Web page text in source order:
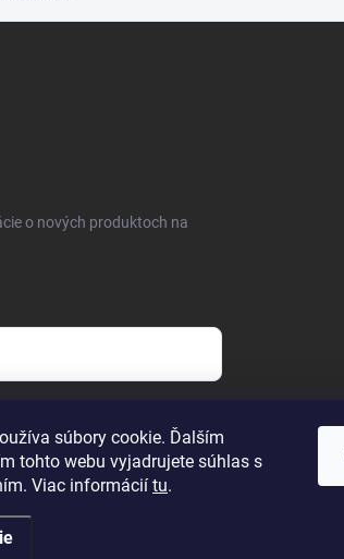
súbory cookie. Ďalším
tohto webu vyjadrujete súhlas s
Viac informácií tu.
o nových produktoch na